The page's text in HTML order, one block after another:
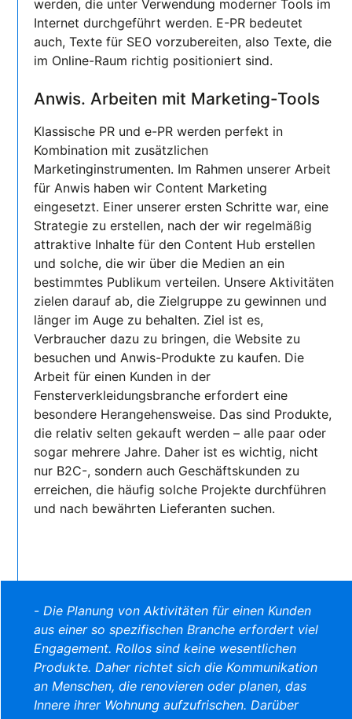
werden, die unter Verwendung moderner Tools im
Internet durchgeführt werden. E-PR bedeutet
auch, Texte für SEO vorzubereiten, also Texte, die
im Online-Raum richtig positioniert sind.
Anwis. Arbeiten mit Marketing-Tools
Klassische PR und e-PR werden perfekt in
Kombination mit zusätzlichen
Marketinginstrumenten. Im Rahmen unserer Arbeit
für Anwis haben wir Content Marketing
eingesetzt. Einer unserer ersten Schritte war, eine
Strategie zu erstellen, nach der wir regelmäßig
attraktive Inhalte für den Content Hub erstellen
und solche, die wir über die Medien an ein
bestimmtes Publikum verteilen. Unsere Aktivitäten
zielen darauf ab, die Zielgruppe zu gewinnen und
länger im Auge zu behalten. Ziel ist es,
Verbraucher dazu zu bringen, die Website zu
besuchen und Anwis-Produkte zu kaufen. Die
Arbeit für einen Kunden in der
Fensterverkleidungsbranche erfordert eine
besondere Herangehensweise. Das sind Produkte,
die relativ selten gekauft werden – alle paar oder
sogar mehrere Jahre. Daher ist es wichtig, nicht
nur B2C-, sondern auch Geschäftskunden zu
erreichen, die häufig solche Projekte durchführen
und nach bewährten Lieferanten suchen.
-Die Planung von Aktivitäten für einen Kunden
aus einer so spezifischen Branche erfordert viel
Engagement. Rollos sind keine wesentlichen
Produkte. Daher richtet sich die Kommunikation
an Menschen, die renovieren oder planen, das
Innere ihrer Wohnung aufzufrischen. Darüber